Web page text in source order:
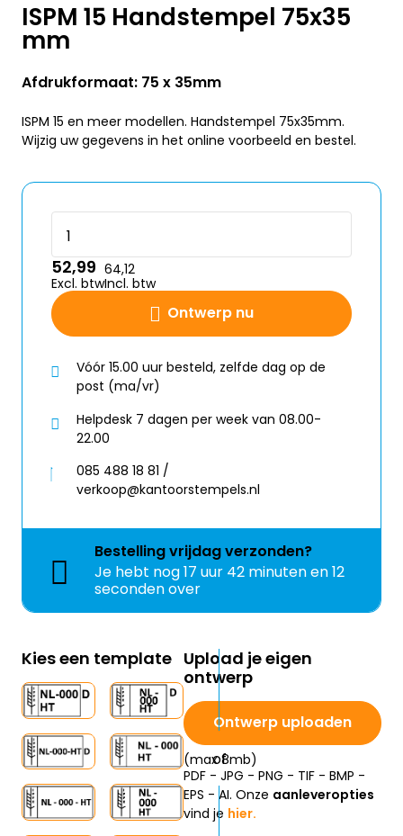
ISPM 15 Handstempel 75x35
mm
Afdrukformaat: 75 x 35mm
ISPM 15 en meer modellen. Handstempel 75x35mm.
Wijzig uw gegevens in het online voorbeeld en bestel.
Ontwerp nu
52,99
Excl. btw
64,12
Incl. btw
Vóór 15.00 uur besteld, zelfde dag op de
post (ma/vr)
Helpdesk 7 dagen per week van 08.00-
22.00
085 488 18 81 /
verkoop@kantoorstempels.nl
Bestellingvrijdagverzonden?
Je hebt nog17 uur 42 minuten en 11
seconden over
Kies een template Upload je eigen
ontwerp
Ontwerp uploaden
(max 8mb)
PDF - JPG - PNG - TIF - BMP -
EPS - AI. Onze aanleveropties
vind je hier.